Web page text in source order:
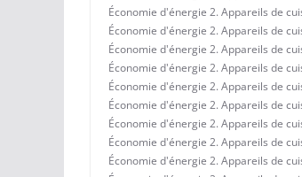
Économie d'énergie 2. Appareils de
Économie d'énergie 2. Appareils de
Économie d'énergie 2. Appareils de
Économie d'énergie 2. Appareils de
Économie d'énergie 2. Appareils de
Économie d'énergie 2. Appareils de
Économie d'énergie 2. Appareils de
Économie d'énergie 2. Appareils de
Économie d'énergie 2. Appareils de